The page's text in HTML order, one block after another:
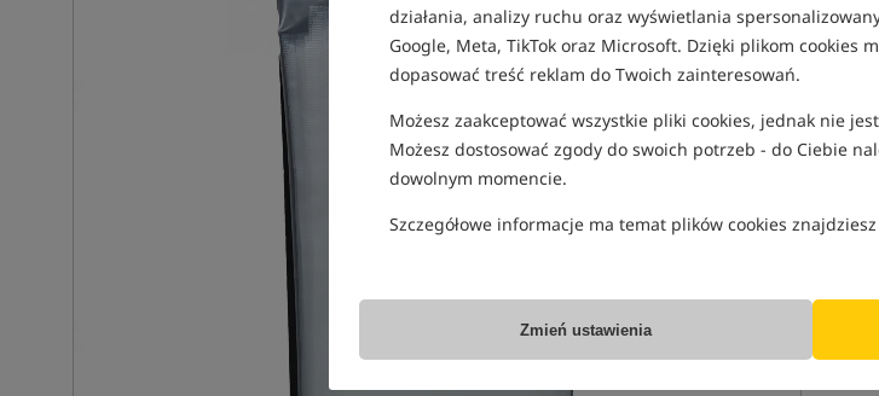
działania, analizy ruchu oraz wyświetlania
Google, Meta, TikTok oraz Microsoft. Dzięki plikom cookies
dopasować treść reklam do Twoich zainteresowań.
Możesz zaakceptować wszystkie pliki cookies, jednak nie
Możesz dostosować zgody do swoich potrzeb - do Ciebie
dowolnym momencie.
Szczegółowe informacje ma temat plików cookies
Zmień ustawienia